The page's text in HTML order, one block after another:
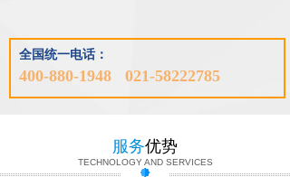
400-880-1948 021-58222785
全国统一电话：
联系我们
服务优势
TECHNOLOGY AND SERVICES